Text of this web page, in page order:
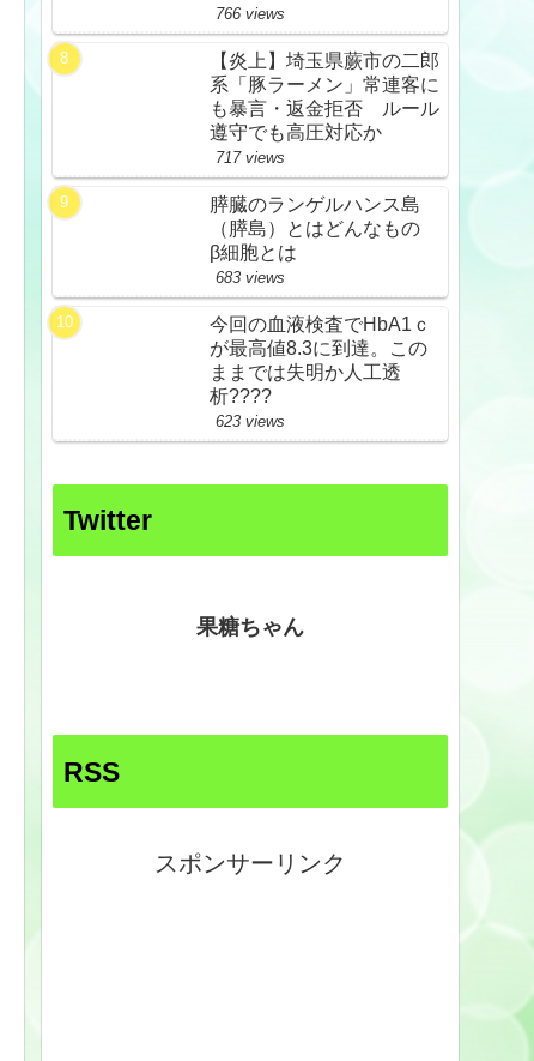
766 views
【炎上】埼玉県蕨市の二郎
系「豚ラーメン」常連客に
も暴言・返金拒否 ルール
遵守でも高圧対応か
717 views
膵臓のランゲルハンス島
（膵島）とはどんなもの
β細胞とは
683 views
今回の血液検査でHbA1ｃ
が最高値8.3に到達。この
ままでは失明か人工透
析????
623 views
Twitter
果糖ちゃん
RSS
スポンサーリンク